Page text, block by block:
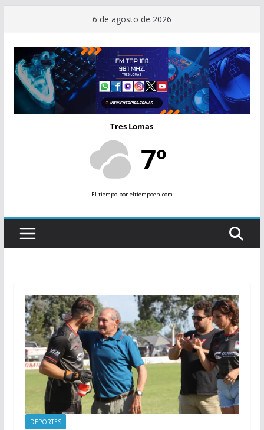
contenido
6 de agosto de 2026
Tres Lomas
7º
El tiempopor eltiempoen.com
DEPORTES